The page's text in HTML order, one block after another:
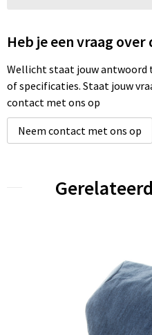
Heb je een vraag
Wellicht staat jouw antwoord
of specificaties. Staat jouw
contact met ons op
Neem contact met ons op